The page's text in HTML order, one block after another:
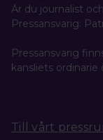
Är du journalist
Pressansvarig:
Pressansvarig
kansliets ordinarie
Till vårt